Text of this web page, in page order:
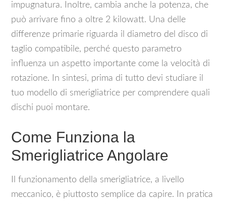
impugnatura. Inoltre, cambia anche la potenza, che
può arrivare fino a oltre 2 kilowatt. Una delle
differenze primarie riguarda il diametro del disco di
taglio compatibile, perché questo parametro
influenza un aspetto importante come la velocità di
rotazione. In sintesi, prima di tutto devi studiare il
tuo modello di smerigliatrice per comprendere quali
dischi puoi montare.
Come Funziona la
Smerigliatrice Angolare
Il funzionamento della smerigliatrice, a livello
meccanico, è piuttosto semplice da capire. In pratica